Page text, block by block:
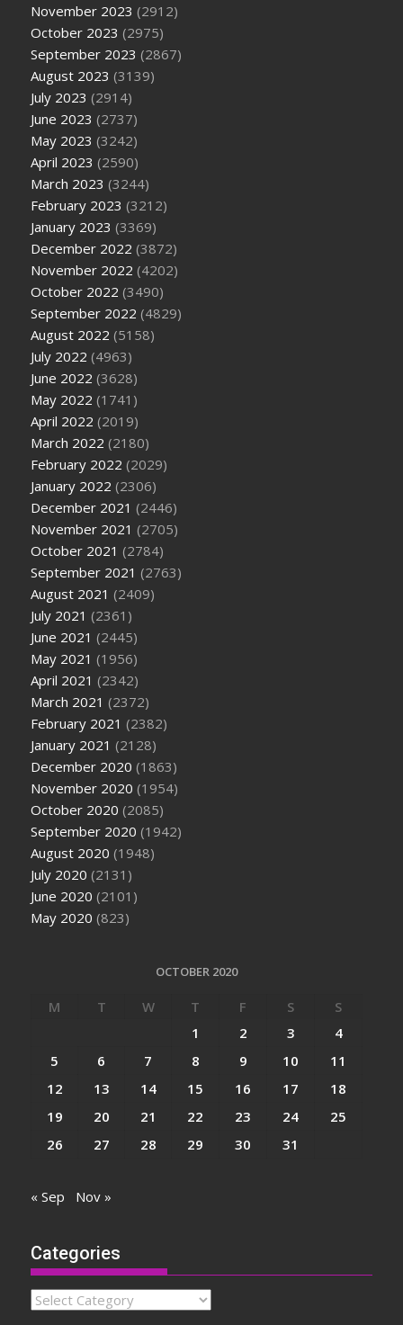
November 2023 (2912)
October 2023 (2975)
September 2023 (2867)
August 2023 (3139)
July 2023 (2914)
June 2023 (2737)
May 2023 (3242)
April 2023 (2590)
March 2023 (3244)
February 2023 (3212)
January 2023 (3369)
December 2022 (3872)
November 2022 (4202)
October 2022 (3490)
September 2022 (4829)
August 2022 (5158)
July 2022 (4963)
June 2022 (3628)
May 2022 (1741)
April 2022 (2019)
March 2022 (2180)
February 2022 (2029)
January 2022 (2306)
December 2021 (2446)
November 2021 (2705)
October 2021 (2784)
September 2021 (2763)
August 2021 (2409)
July 2021 (2361)
June 2021 (2445)
May 2021 (1956)
April 2021 (2342)
March 2021 (2372)
February 2021 (2382)
January 2021 (2128)
December 2020 (1863)
November 2020 (1954)
October 2020 (2085)
September 2020 (1942)
August 2020 (1948)
July 2020 (2131)
June 2020 (2101)
May 2020 (823)
OCTOBER 2020
M T W T F S
S
1
2 3
4
5
6 7 8 9 10
11
12
13 14 15 16 17
18
19
20 21 22 23 24
25
26
27 28 29 30 31
« Sep Nov »
Categories
Categories